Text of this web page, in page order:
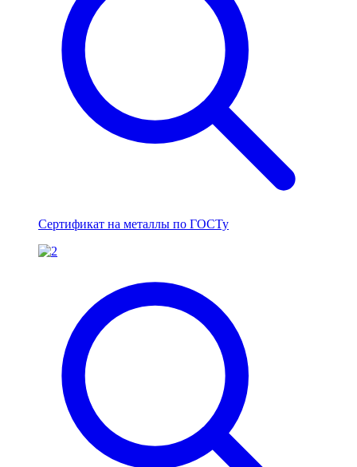
Сертификат на металлы по ГОСТу